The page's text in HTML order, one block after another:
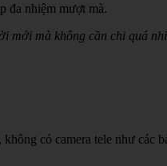
đa nhiệm mượt mà.
mới mà không cần chi quá
có camera tele như